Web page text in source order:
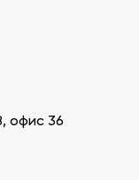
офис 36